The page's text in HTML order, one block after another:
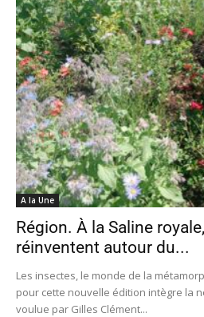
A la Une
Région. À la Saline
réinventent autour du...
Les insectes, le monde de la
pour cette nouvelle édition intègre la
voulue par Gilles Clément...